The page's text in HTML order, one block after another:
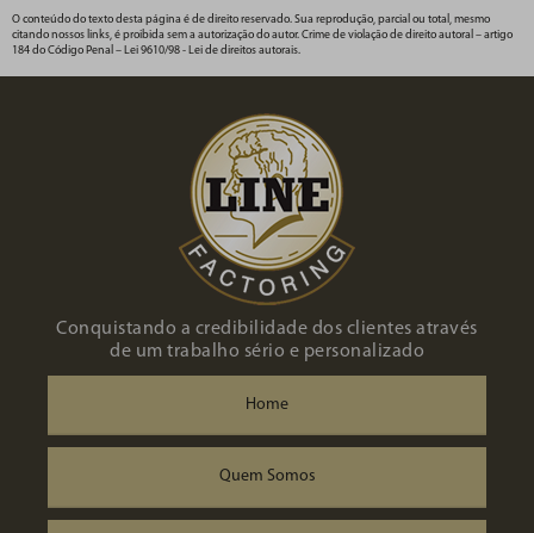
O conteúdo do texto desta página é de direito reservado. Sua reprodução, parcial ou total, mesmo
citando nossos links, é proibida sem a autorização do autor. Crime de violação de direito autoral – artigo
184 do Código Penal – Lei 9610/98 - Lei de direitos autorais.
Conquistando a credibilidade dos clientes através
de um trabalho sério e personalizado
Home
Quem Somos